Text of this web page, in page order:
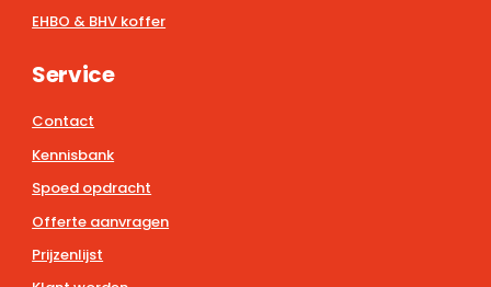
EHBO & BHV koffer
Service
Contact
Kennisbank
Spoed opdracht
Offerte aanvragen
Prijzenlijst